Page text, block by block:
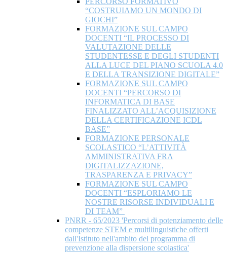
“COSTRUIAMO UN MONDO DI
GIOCHI”
FORMAZIONE SUL CAMPO
DOCENTI “IL PROCESSO DI
VALUTAZIONE DELLE
STUDENTESSE E DEGLI STUDENTI
ALLA LUCE DEL PIANO SCUOLA 4.0
E DELLA TRANSIZIONE DIGITALE”
FORMAZIONE SUL CAMPO
DOCENTI “PERCORSO DI
INFORMATICA DI BASE
FINALIZZATO ALL’ACQUISIZIONE
DELLA CERTIFICAZIONE ICDL
BASE”
FORMAZIONE PERSONALE
SCOLASTICO “L’ATTIVITÀ
AMMINISTRATIVA FRA
DIGITALIZZAZIONE,
TRASPARENZA E PRIVACY”
FORMAZIONE SUL CAMPO
DOCENTI “ESPLORIAMO LE
NOSTRE RISORSE INDIVIDUALI E
DI TEAM”
PNRR - 65/2023 'Percorsi di potenziamento delle
competenze STEM e multilinguistiche offerti
dall'Istituto nell'ambito del programma di
prevenzione alla dispersione scolastica'